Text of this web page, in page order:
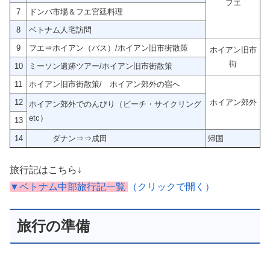
フエ
7
ドンバ市場＆フエ宮廷料理
8
ベトナム人宅訪問
9
フエ⇒ホイアン（バス）/ホイアン旧市街散策
ホイアン旧市
街
10
ミーソン遺跡ツアー/ホイアン旧市街散策
11
ホイアン旧市街散策/ ホイアン郊外の宿へ
ホイアン郊外
12
ホイアン郊外でのんびり（ビーチ・サイクリング
etc）
13
14
ダナン⇒⇒成田 帰国
旅行記はこちら↓
▼ベトナム中部旅行記一覧
（クリックで開く）
旅行の準備